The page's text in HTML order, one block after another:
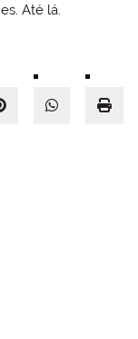
Até lá.